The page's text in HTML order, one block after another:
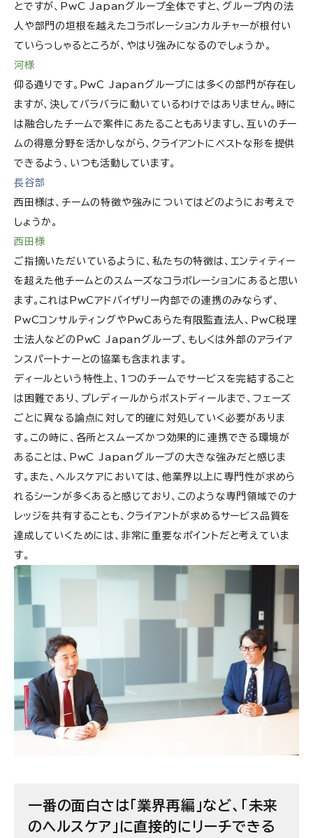
とですが、PwC Japanグループ全体ですと、グループ内の法
人や部門の垣根を越えたコラボレーションカルチャーが根付い
ていらっしゃるところが、やはり強みになるのでしょうか。
河様
仰る通りです。PwC Japanグループには多くの部門が存在し
ますが、決してバラバラに動いているわけではありません。時に
は融合したチームで案件にあたることもありますし、互いのチー
ムの得意分野を活かしながら、クライアントにベストな形を提供
できるよう、いつも活動しています。
長谷部
西田様は、チームの特徴や強みについてはどのようにお考えで
しょうか。
西田様
ご指摘いただいているように、私たちの特徴は、エンティティー
を超えた他チームとのスムーズなコラボレーションにあると思い
ます。これはPwCアドバイザリー内部での連携のみならず、
PwCコンサルティングやPwCあらた有限監査法人、PwC税理
士法人などのPwC Japanグループ、もしくは外部のアライア
ンスパートナーとの協業も含まれます。
ディールという特性上、1つのチームでサービスを完結すること
は困難であり、プレディールからポストディールまで、フェーズ
ごとに異なる論点に対して的確に対処していく必要がありま
す。この時に、各所とスムーズかつ効果的に連携できる環境が
あることは、PwC Japanグループの大きな強みだと感じま
す。また、ヘルスケアにおいては、他業界以上に専門性が求めら
れるシーンが多くあると感じており、このような専門領域でのナ
レッジを共有することも、クライアントが求めるサービス品質を
達成していくためには、非常に重要なポイントだと考えていま
す。
一番の面白さは「業界再編」など、「未来
のヘルスケア」に直接的にリーチできる